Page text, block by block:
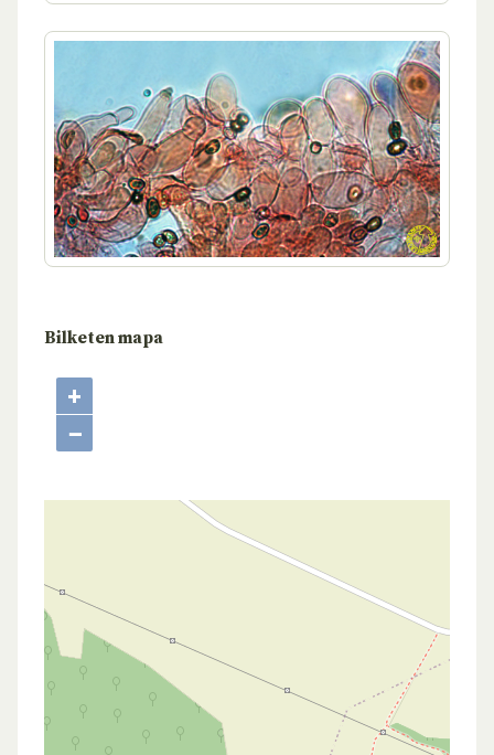
Bilketen mapa
+
−